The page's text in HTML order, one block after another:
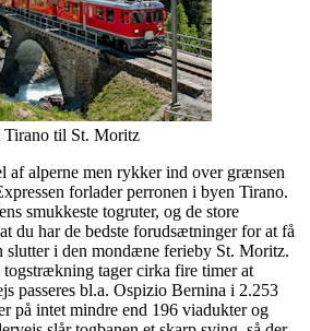
Tirano til St. Moritz
af alperne men rykker ind over grænsen
forlader perronen i byen Tirano.
smukkeste togruter, og de store
du har de bedste forudsætninger for at få
slutter i den mondæne ferieby St. Moritz.
tager cirka fire timer at
passeres bl.a. Ospizio Bernina i 2.253
på intet mindre end 196 viadukter og